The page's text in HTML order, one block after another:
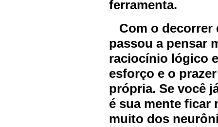
ferramenta.
Com o decorrer
passou a pensar
raciocínio lógico
esforço e o
própria. Se você
é sua mente ficar
muito dos